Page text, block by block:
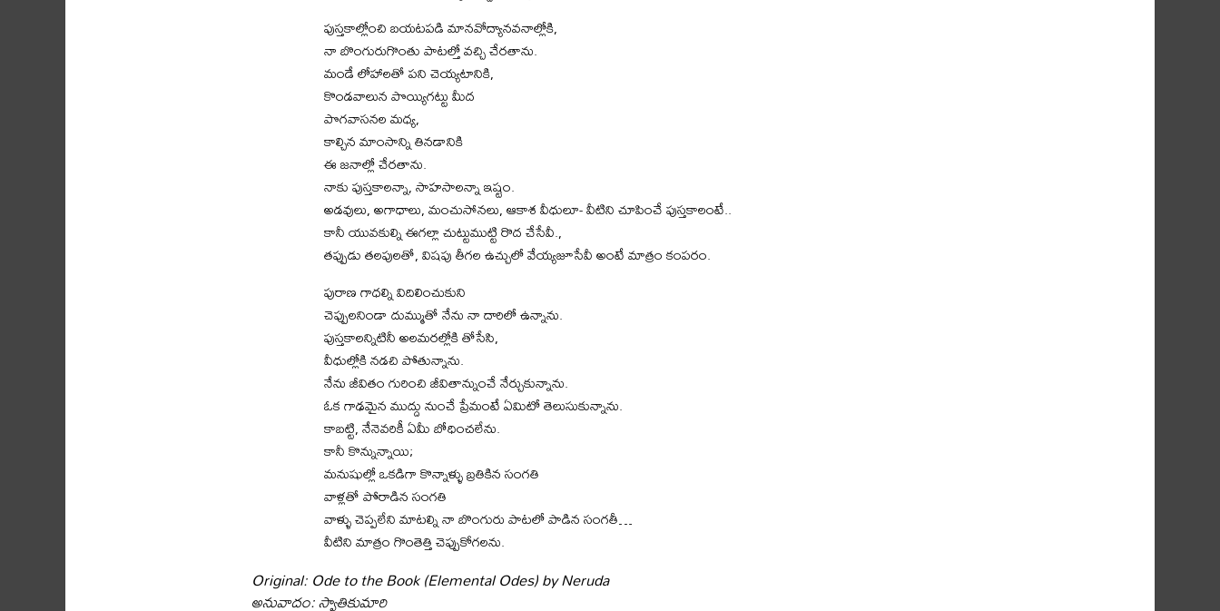
పుస్తకాల్లోంచి బయటపడి మానవోద్యానవనాల్లోకి,
నా బొంగురుగొంతు పాటల్తో వచ్చి చేరతాను.
మండే లోహాలతో పని చెయ్యటానికి,
కొండవాలున పొయ్యిగట్టు మీద
పొగవాసనల మధ్య,
కాల్చిన మాంసాన్ని తినడానికి
ఈ జనాల్లో చేరతాను.
నాకు పుస్తకాలన్నా, సాహసాలన్నా ఇష్టం.
అడవులు, అగాధాలు, మంచుసోనలు, ఆకాశ వీధులూ- వీటిని చూపించే పుస్తకాలంటే..
కానీ యువకుల్ని ఈగల్లా చుట్టుముట్టి రొద చేసేవీ.,
తప్పుడు తలపులతో, విషపు తీగల ఉచ్చులో వేయ్యజూసేవీ అంటే మాత్రం కంపరం.
పురాణ గాధల్ని విదిలించుకుని
చెప్పులనిండా దుమ్ముతో నేను నా దారిలో ఉన్నాను.
పుస్తకాలన్నిటినీ అలమరల్లోకి తోసేసి,
వీధుల్లోకి నడచి పోతున్నాను.
నేను జీవితం గురించి జీవితాన్నుంచే నేర్చుకున్నాను.
ఓక గాఢమైన ముద్దు నుంచే ప్రేమంటే ఏమిటో తెలుసుకున్నాను.
కాబట్టి, నేనెవరికీ ఏమీ బోధించలేను.
కానీ కొన్నున్నాయి;
మనుషుల్లో ఒకడిగా కొన్నాళ్ళు బ్రతికిన సంగతి
వాళ్లతో పోరాడిన సంగతి
వాళ్ళు చెప్పలేని మాటల్ని నా బొంగురు పాటలో పాడిన సంగతీ…
వీటిని మాత్రం గొంతెత్తి చెప్పుకోగలను.
Original: Ode to the Book (Elemental Odes) by Neruda
అనువాదం: స్వాతికుమారి